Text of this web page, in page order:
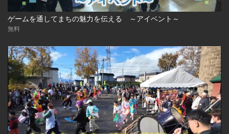
ゲームを通してまちの魅力を伝える ～アイベント～
無料